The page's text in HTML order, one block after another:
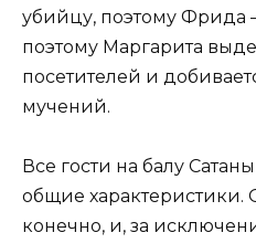
убийцу, поэтому Фрида
поэтому Маргарита
посетителей и
мучений.
Все гости на балу
общие характеристики.
конечно, и, за